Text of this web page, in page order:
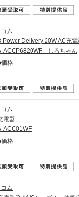
ム
Power Delivery 20W AC充
ACCP6820WF しろちゃん
価格
ム
電器
ACC01WF
価格
ム